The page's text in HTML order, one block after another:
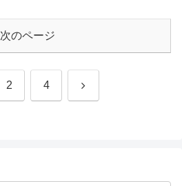
次のページ
2 4 次